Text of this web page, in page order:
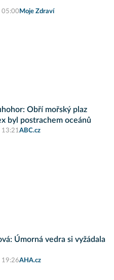
05:00 Moje Zdraví
Obří mořský plaz
byl postrachem oceánů
13:21ABC.cz
Úmorná vedra si vyžádala
19:26AHA.cz